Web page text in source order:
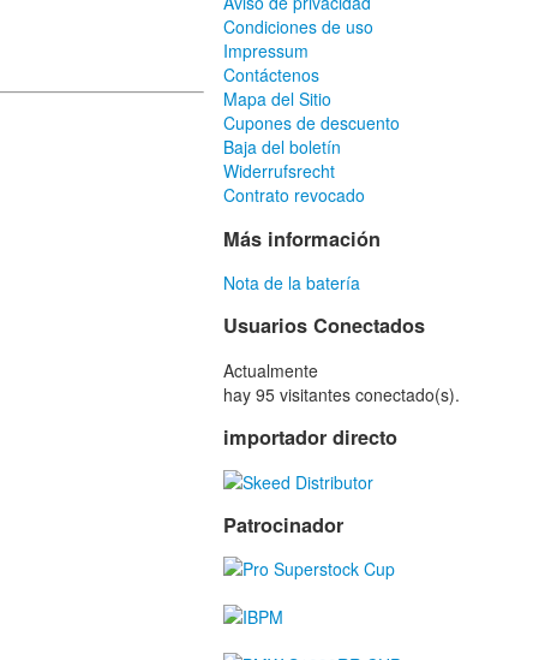
Condiciones de uso
Impressum
Contáctenos
Mapa del Sitio
Cupones de descuento
Baja del boletín
Widerrufsrecht
Contrato revocado
Más información
Nota de la batería
Usuarios Conectados
Actualmente
hay 95 visitantes conectado(s).
importador directo
Patrocinador